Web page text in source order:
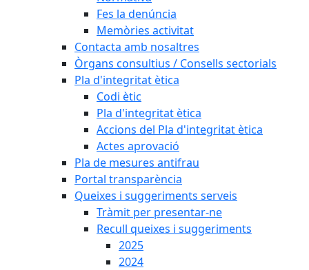
Fes la denúncia
Memòries activitat
Contacta amb nosaltres
Òrgans consultius / Consells sectorials
Pla d'integritat ètica
Codi ètic
Pla d'integritat ètica
Accions del Pla d'integritat ètica
Actes aprovació
Pla de mesures antifrau
Portal transparència
Queixes i suggeriments serveis
Tràmit per presentar-ne
Recull queixes i suggeriments
2025
2024